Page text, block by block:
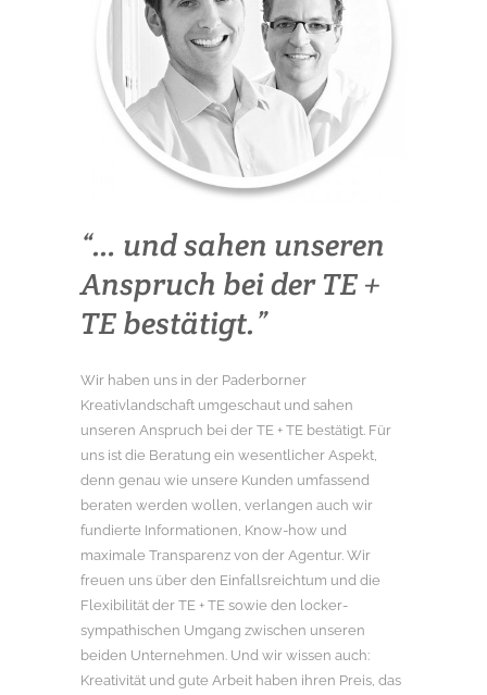
“… und sahen unseren
Anspruch bei der TE +
TE bestätigt.”
Wir haben uns in der Paderborner
Kreativlandschaft umgeschaut und sahen
unseren Anspruch bei der TE + TE bestätigt. Für
uns ist die Beratung ein wesentlicher Aspekt,
denn genau wie unsere Kunden umfassend
beraten werden wollen, verlangen auch wir
fundierte Informationen, Know-how und
maximale Transparenz von der Agentur. Wir
freuen uns über den Einfallsreichtum und die
Flexibilität der TE + TE sowie den locker-
sympathischen Umgang zwischen unseren
beiden Unternehmen. Und wir wissen auch:
Kreativität und gute Arbeit haben ihren Preis, das